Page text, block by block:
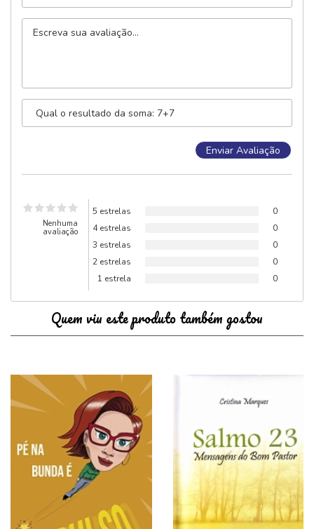
Nenhuma
avaliação
5 estrelas
0
4 estrelas
0
3 estrelas
0
2 estrelas
0
1 estrela
0
Quem viu este produto também gostou